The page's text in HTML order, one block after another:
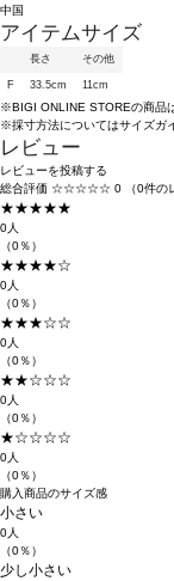
中国
アイテムサイズ
長さ その他
F 33.5cm 11cm
※BIGI ONLINE STOREの商品
※採寸方法についてはサイズガ
レビュー
レビューを投稿する
総合評価 ☆☆☆☆☆ 0 （0件の
★★★★★
0人
（0％）
★★★★☆
0人
（0％）
★★★☆☆
0人
（0％）
★★☆☆☆
0人
（0％）
★☆☆☆☆
0人
（0％）
購入商品のサイズ感
小さい
0人
（0％）
少し小さい